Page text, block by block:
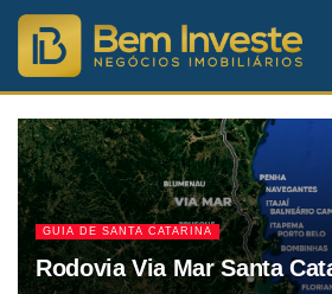
GUIA DE SANTA CATARINA
Rodovia Via Mar Santa